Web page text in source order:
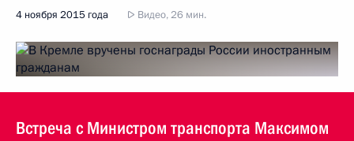
4 ноября 2015 года Видео, 26 мин.
Встреча с Министром транспорта Максимом